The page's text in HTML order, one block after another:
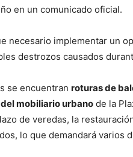
en un comunicado oficial.
necesario implementar un
destrozos causados
se encuentran roturas de
mobiliario urbano de la
de veredas, la
lo que demandará varios